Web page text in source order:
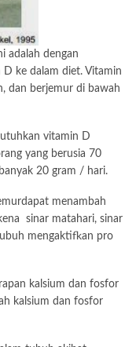
adalah dengan
ke dalam diet. Vitamin
dan berjemur di bawah
vitamin D
yang berusia 70
20 gram / hari.
menambah
sinar matahari, sinar
mengaktifkan pro
kalsium dan fosfor
kalsium dan fosfor